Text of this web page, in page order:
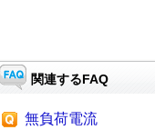
関連するFAQ
無負荷電流